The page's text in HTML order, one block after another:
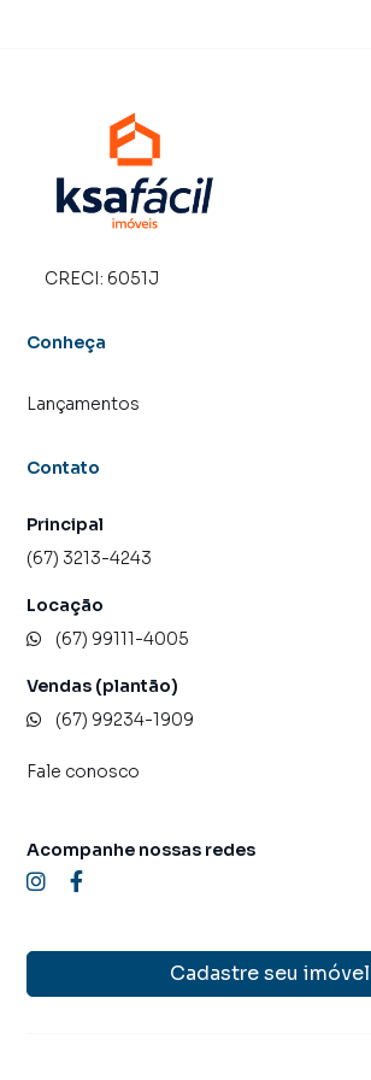
porque temos uma equipe de marketing
produzir campanhas específicas para
que aumenta muito o número de
tendo como consequência uma maior
alugar seu imóvel mais rápido.
central de atendimento preparada para
CRECI: 6051J
Conheça
Lançamentos
Contato
Principal
(67) 3213-4243
Locação
(67) 99111-4005
Vendas (plantão)
(67) 99234-1909
Fale conosco
Cadastre seu imóvel
Acompanhe nossas redes